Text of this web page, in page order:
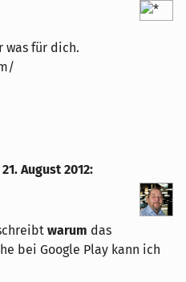
was für dich.
August 2012:
warum das
bei Google Play kann ich